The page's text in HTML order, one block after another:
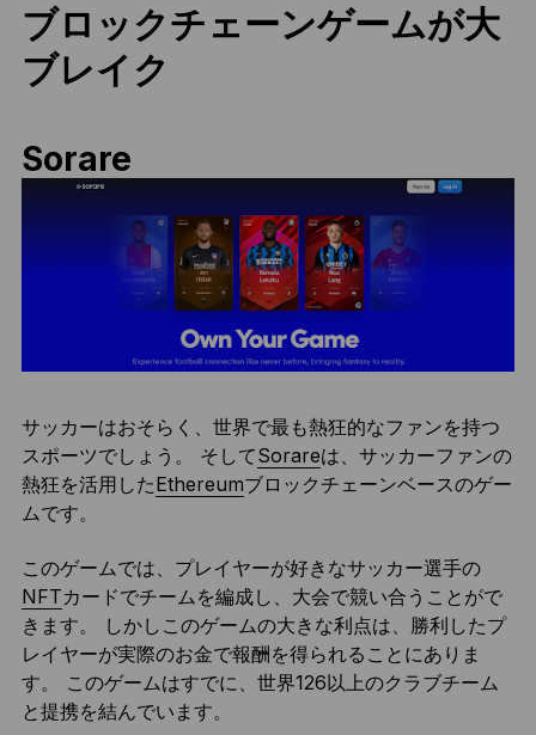
ブロックチェーンゲームが大
ブレイク
Sorare
サッカーはおそらく、世界で最も熱狂的なファンを持つ
スポーツでしょう。 そしてSorareは、サッカーファンの
熱狂を活用したEthereumブロックチェーンベースのゲー
ムです。
このゲームでは、プレイヤーが好きなサッカー選手の
NFTカードでチームを編成し、大会で競い合うことがで
きます。 しかしこのゲームの大きな利点は、勝利したプ
レイヤーが実際のお金で報酬を得られることにありま
す。 このゲームはすでに、世界126以上のクラブチーム
と提携を結んでいます。